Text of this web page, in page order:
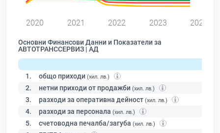
2020 2021 2022 2023 2024
Основни Финансови Данни и Показатели за
АВТОТРАНССЕРВИЗ | АД
1. общо приходи (хил. лв.)
2. нетни приходи от продажби (хил. лв.)
3. разходи за оперативна дейност (хил. лв.)
4. разходи за персонала (хил. лв.)
5. счетоводна печалба/загуба (хил. лв.)